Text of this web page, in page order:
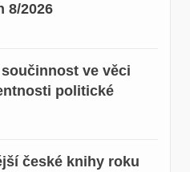
8/2026
ve věci
politické
české knihy roku